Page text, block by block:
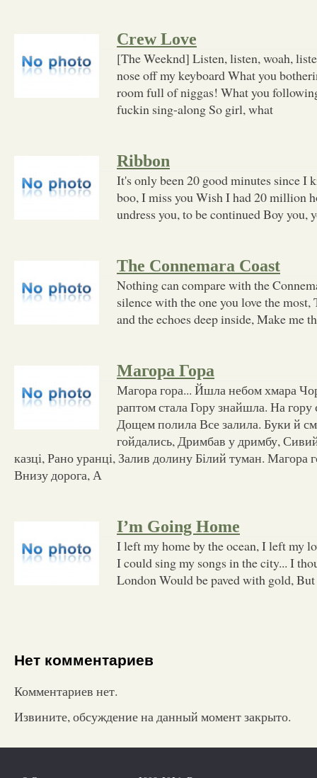
Crew Love
[The Weeknd] Listen, listen, woah,
nose off my keyboard What you
room full of niggas! What you
fuckin sing-along So girl, what
Ribbon
It's only been 20 good minutes since I
boo, I miss you Wish I had 20 million
undress you, to be continued Boy you,
The Connemara Coast
Nothing can compare with the
silence with the one you love the
and the echoes deep inside, Make me
Магора Гора
Магора гора... Йшла небом хмара
раптом стала Гору знайшла. На гору
Дощем полила Все залила. Буки й
гойдались, Дримбав у дримбу,
казці, Рано уранці, Залив долину Білий туман. Магора
Внизу дорога, А
I’m Going Home
I left my home by the ocean, I left my
I could sing my songs in the city... I
London Would be paved with gold, But
Нет комментариев
Комментариев нет.
Извините, обсуждение на данный момент закрыто.